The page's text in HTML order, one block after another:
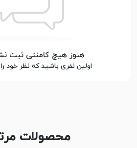
هنوز هیچ کامنتی ثبت
اولین نفری باشید که نظر خود
محصولات